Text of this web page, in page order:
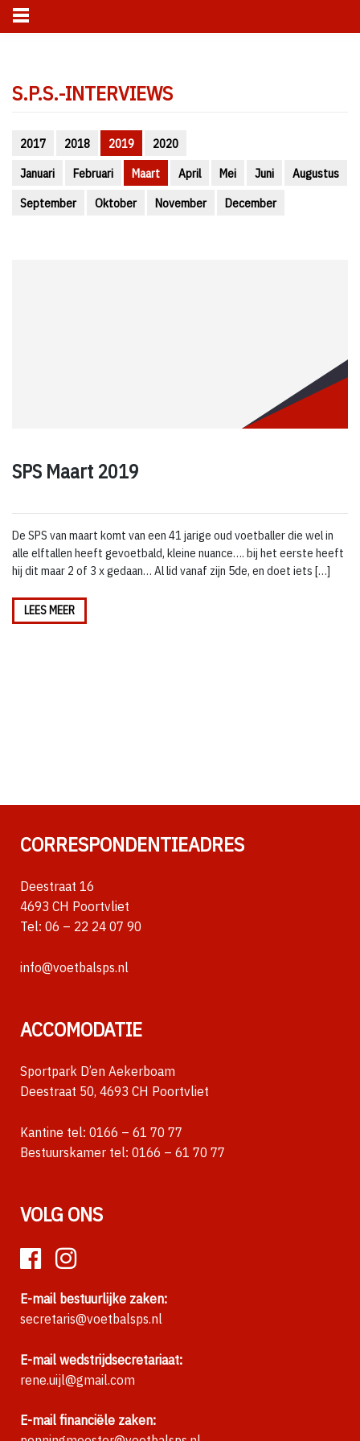
content
S.P.S.-INTERVIEWS
2017 2018 2019
2020
Januari
Februari Maart April Mei Juni
Augustus
September
Oktober November December
SPS Maart 2019
De SPS van maart komt van een 41 jarige oud voetballer die wel in
alle elftallen heeft gevoetbald, kleine nuance…. bij het eerste heeft
hij dit maar 2 of 3 x gedaan… Al lid vanaf zijn 5de, en doet iets […]
LEES MEER
CORRESPONDENTIEADRES
Deestraat 16
4693 CH Poortvliet
Tel: 06 – 22 24 07 90
info@voetbalsps.nl
ACCOMODATIE
Sportpark D’en Aekerboam
Deestraat 50, 4693 CH Poortvliet
Kantine tel: 0166 – 61 70 77
Bestuurskamer tel: 0166 – 61 70 77
VOLG ONS
E-mail bestuurlijke zaken:
secretaris@voetbalsps.nl
E-mail wedstrijdsecretariaat:
rene.uijl@gmail.com
E-mail financiële zaken: